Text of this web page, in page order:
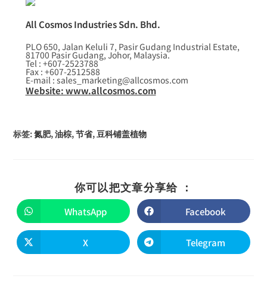
All Cosmos Industries Sdn. Bhd.
PLO 650, Jalan Keluli 7, Pasir Gudang Industrial Estate,
81700 Pasir Gudang, Johor, Malaysia.
Tel : +607-2523788
Fax : +607-2512588
E-mail : sales_marketing@allcosmos.com
Website: www.allcosmos.com
标签:氮肥,油棕,节省,豆科铺盖植物
你可以把文章分享给 ：
WhatsApp Facebook
X Telegram